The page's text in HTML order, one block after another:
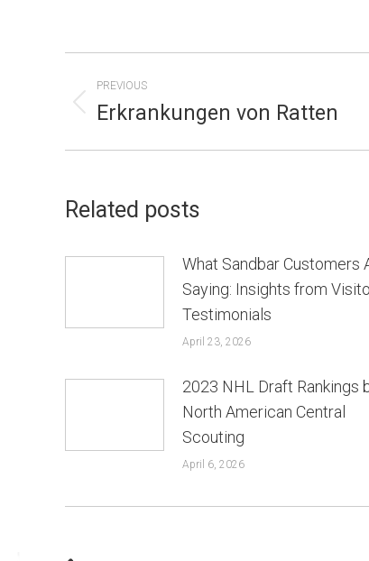
POST
NAVIGATION
PREVIOUS
Previous
Erkrankungen von Ratten
Related posts
What Sandbar Customers
Saying: Insights from
Testimonials
April 23, 2026
2023 NHL Draft Rankings
North American Central
Scouting
April 6, 2026